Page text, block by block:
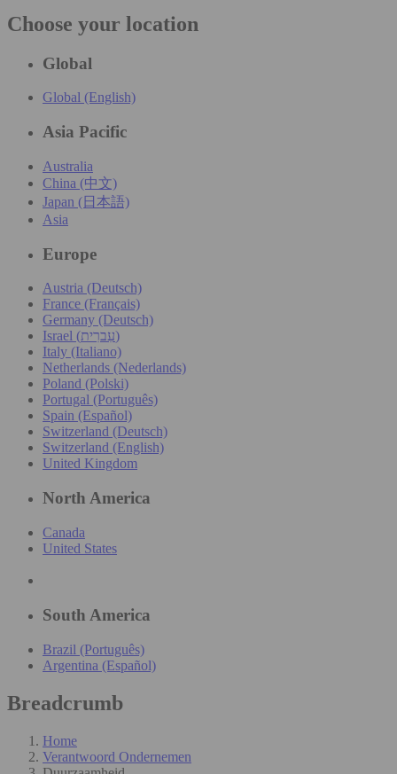
Choose your location
Global
Global (English)
Asia Pacific
Australia
China (中文)
Japan (日本語)
Asia
Europe
Austria (Deutsch)
France (Français)
Germany (Deutsch)
Israel (עִברִית)
Italy (Italiano)
Netherlands (Nederlands)
Poland (Polski)
Portugal (Português)
Spain (Español)
Switzerland (Deutsch)
Switzerland (English)
United Kingdom
North America
Canada
United States
South America
Brazil (Português)
Argentina (Español)
Breadcrumb
Home
Verantwoord Ondernemen